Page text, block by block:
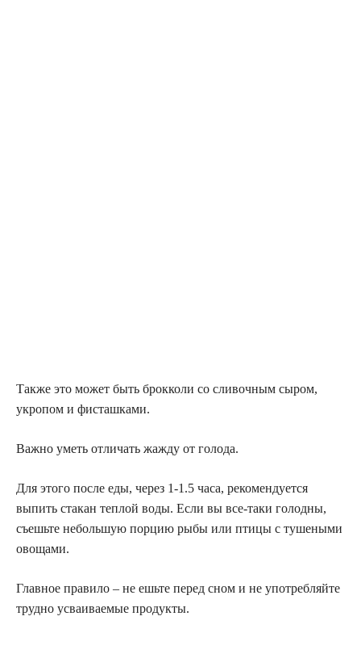
Также это может быть брокколи со сливочным сыром,
укропом и фисташками.
Важно уметь отличать жажду от голода.
Для этого после еды, через 1-1.5 часа, рекомендуется
выпить стакан теплой воды. Если вы все-таки голодны,
съешьте небольшую порцию рыбы или птицы с тушеными
овощами.
Главное правило – не ешьте перед сном и не употребляйте
трудно усваиваемые продукты.